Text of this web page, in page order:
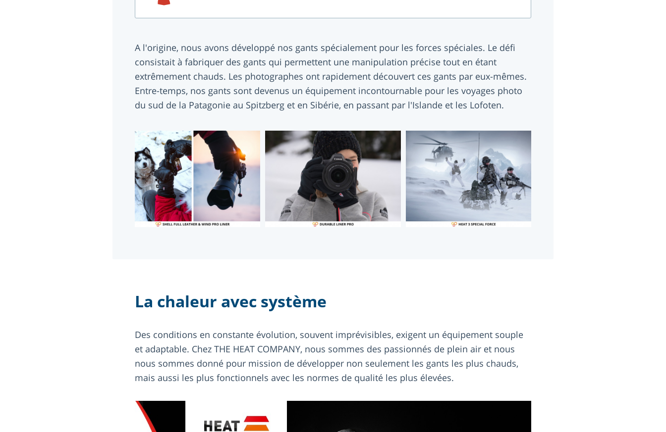
A l'origine, nous avons développé nos gants spécialement pour les forces spéciales. Le défi
consistait à fabriquer des gants qui permettent une manipulation précise tout en étant
extrêmement chauds. Les photographes ont rapidement découvert ces gants par eux-mêmes.
Entre-temps, nos gants sont devenus un équipement incontournable pour les voyages photo
du sud de la Patagonie au Spitzberg et en Sibérie, en passant par l'Islande et les Lofoten.
La chaleur avec système
Des conditions en constante évolution, souvent imprévisibles, exigent un équipement souple
et adaptable. Chez THE HEAT COMPANY, nous sommes des passionnés de plein air et nous
nous sommes donné pour mission de développer non seulement les gants les plus chauds,
mais aussi les plus fonctionnels avec les normes de qualité les plus élevées.